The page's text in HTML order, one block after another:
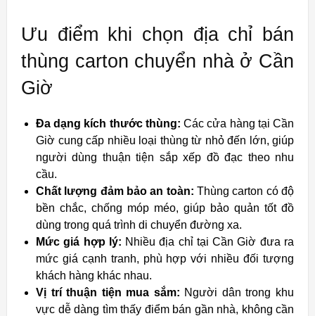
Ưu điểm khi chọn địa chỉ bán
thùng carton chuyển nhà ở Cần
Giờ
Đa dạng kích thước thùng: Các cửa hàng tại Cần
Giờ cung cấp nhiều loại thùng từ nhỏ đến lớn, giúp
người dùng thuận tiện sắp xếp đồ đạc theo nhu
cầu.
Chất lượng đảm bảo an toàn: Thùng carton có độ
bền chắc, chống móp méo, giúp bảo quản tốt đồ
dùng trong quá trình di chuyển đường xa.
Mức giá hợp lý: Nhiều địa chỉ tại Cần Giờ đưa ra
mức giá cạnh tranh, phù hợp với nhiều đối tượng
khách hàng khác nhau.
Vị trí thuận tiện mua sắm: Người dân trong khu
vực dễ dàng tìm thấy điểm bán gần nhà, không cần